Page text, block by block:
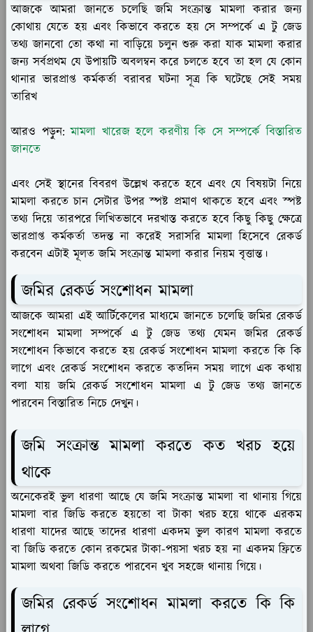
আজকে আমরা জানতে চলেছি জমি সংক্রান্ত মামলা করার জন্য
কোথায় যেতে হয় এবং কিভাবে করতে হয় সে সম্পর্কে এ টু জেড
তথ্য জানবো তো কথা না বাড়িয়ে চলুন শুরু করা যাক মামলা করার
জন্য সর্বপ্রথম যে উপায়টি অবলম্বন করে চলতে হবে তা হল যে কোন
থানার ভারপ্রাপ্ত কর্মকর্তা বরাবর ঘটনা সূত্র কি ঘটেছে সেই সময়
তারিখ
আরও পড়ুন:মামলা খারেজ হলে করণীয় কি সে সম্পর্কে বিস্তারিত
জানতে
এবং সেই স্থানের বিবরণ উল্লেখ করতে হবে এবং যে বিষয়টা নিয়ে
মামলা করতে চান সেটার উপর স্পষ্ট প্রমাণ থাকতে হবে এবং স্পষ্ট
তথ্য দিয়ে তারপরে লিখিতভাবে দরখাস্ত করতে হবে কিছু কিছু ক্ষেত্রে
ভারপ্রাপ্ত কর্মকর্তা তদন্ত না করেই সরাসরি মামলা হিসেবে রেকর্ড
করবেন এটাই মূলত জমি সংক্রান্ত মামলা করার নিয়ম বৃত্তান্ত।
জমির রেকর্ড সংশোধন মামলা
আজকে আমরা এই আর্টিকেলের মাধ্যমে জানতে চলেছি জমির রেকর্ড
সংশোধন মামলা সম্পর্কে এ টু জেড তথ্য যেমন জমির রেকর্ড
সংশোধন কিভাবে করতে হয় রেকর্ড সংশোধন মামলা করতে কি কি
লাগে এবং রেকর্ড সংশোধন করতে কতদিন সময় লাগে এক কথায়
বলা যায় জমি রেকর্ড সংশোধন মামলা এ টু জেড তথ্য জানতে
পারবেন বিস্তারিত নিচে দেখুন।
জমি সংক্রান্ত মামলা করতে কত খরচ হয়ে
থাকে
অনেকেরই ভুল ধারণা আছে যে জমি সংক্রান্ত মামলা বা থানায় গিয়ে
মামলা বার জিডি করতে হয়তো বা টাকা খরচ হয়ে থাকে এরকম
ধারণা যাদের আছে তাদের ধারণা একদম ভুল কারণ মামলা করতে
বা জিডি করতে কোন রকমের টাকা-পয়সা খরচ হয় না একদম ফ্রিতে
মামলা অথবা জিডি করতে পারবেন খুব সহজে থানায় গিয়ে।
জমির রেকর্ড সংশোধন মামলা করতে কি কি